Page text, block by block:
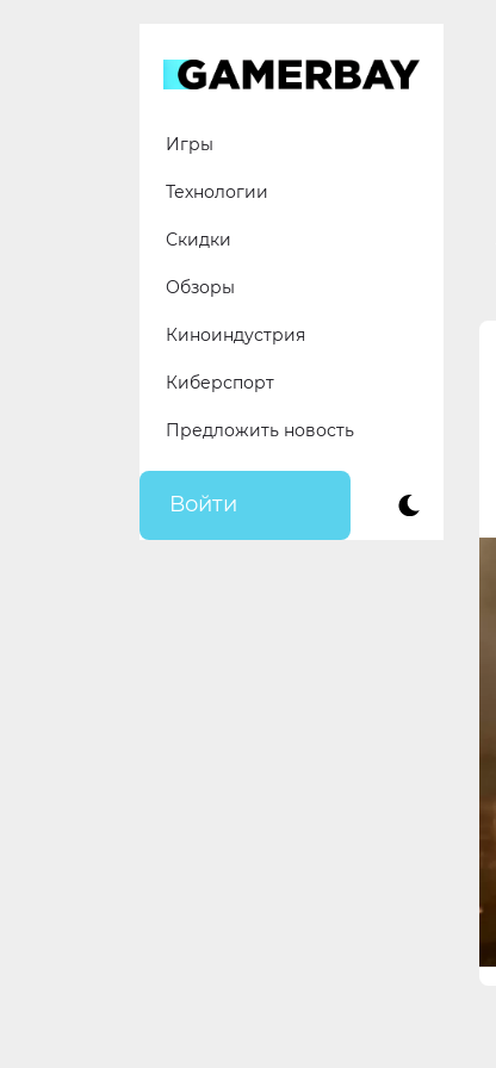
Игры
Технологии
Скидки
Обзоры
Киноиндустрия
Киберспорт
Предложить новость
Войти